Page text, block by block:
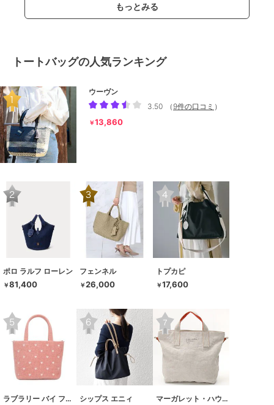
もっとみる
トートバッグの人気ランキング
ウーヴン
3.50
（ 9件の口コミ ）
￥13,860
ポロ ラルフ ローレン
￥81,400
フェンネル
￥26,000
トプカピ
￥17,600
ラブラリー バイ フェイラー シップス エニィ マーガレット・ハウエル アイデア